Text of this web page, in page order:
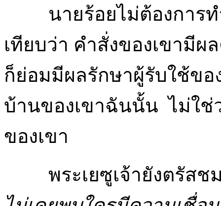
นายร้อยไม่ต้องการ
เทียบว่า คำสั่งของเขามี
ก็ย่อมมีผลรักษาผู้รับใช้ขอ
บ้านของเขาฉันนั้น ไม่ใช่
ของเขา
พระเยซูเจ้ายังตรัสช